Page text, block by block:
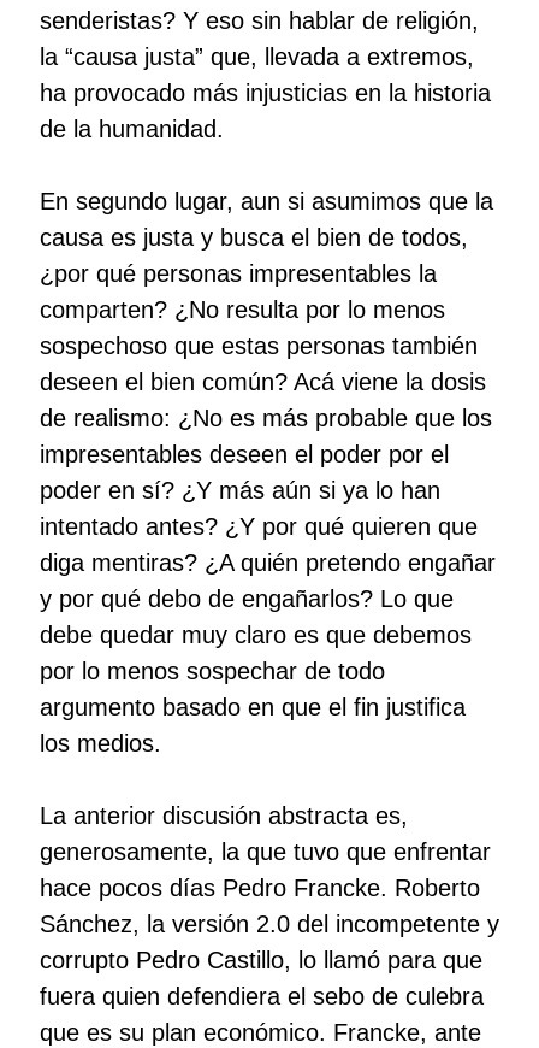
senderistas? Y eso sin hablar de religión,
la “causa justa” que, llevada a extremos,
ha provocado más injusticias en la historia
de la humanidad.
En segundo lugar, aun si asumimos que la
causa es justa y busca el bien de todos,
¿por qué personas impresentables la
comparten? ¿No resulta por lo menos
sospechoso que estas personas también
deseen el bien común? Acá viene la dosis
de realismo: ¿No es más probable que los
impresentables deseen el poder por el
poder en sí? ¿Y más aún si ya lo han
intentado antes? ¿Y por qué quieren que
diga mentiras? ¿A quién pretendo engañar
y por qué debo de engañarlos? Lo que
debe quedar muy claro es que debemos
por lo menos sospechar de todo
argumento basado en que el fin justifica
los medios.
La anterior discusión abstracta es,
generosamente, la que tuvo que enfrentar
hace pocos días Pedro Francke. Roberto
Sánchez, la versión 2.0 del incompetente y
corrupto Pedro Castillo, lo llamó para que
fuera quien defendiera el sebo de culebra
que es su plan económico. Francke, ante